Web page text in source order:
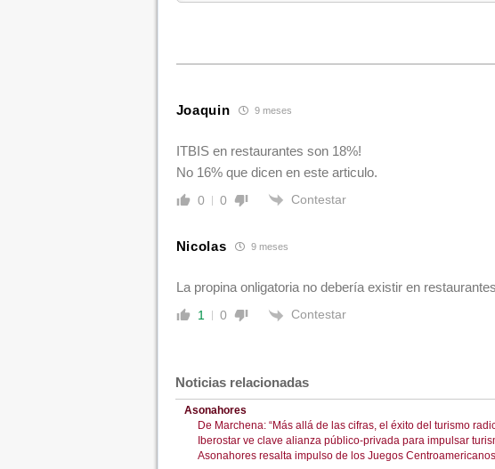
Joaquin 9 meses
ITBIS en restaurantes son 18%!
No 16% que dicen en este articulo.
0 0 Contestar
Nicolas 9 meses
La propina onligatoria no debería existir en
1 0 Contestar
Noticias relacionadas
Asonahores
De Marchena: “Más allá de las cifras, el éxito del turismo
Iberostar ve clave alianza público-privada para impulsar
Asonahores resalta impulso de los Juegos